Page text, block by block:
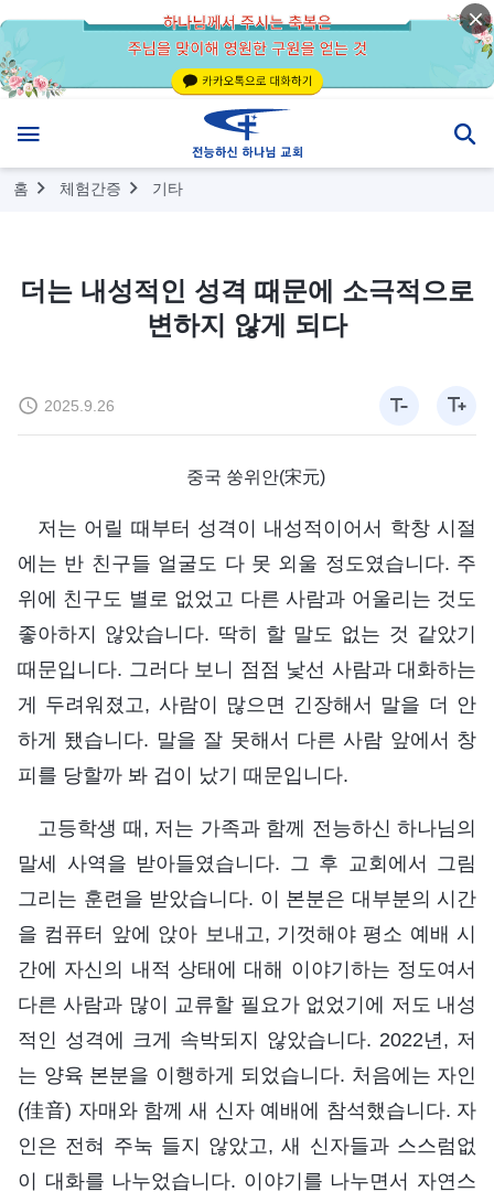
홈 체험간증 기타
더는 내성적인 성격 때문에 소극적으로
변하지 않게 되다
2025.9.26
중국 쑹위안(宋元)
저는 어릴 때부터 성격이 내성적이어서 학창 시절
에는 반 친구들 얼굴도 다 못 외울 정도였습니다. 주
위에 친구도 별로 없었고 다른 사람과 어울리는 것도
좋아하지 않았습니다. 딱히 할 말도 없는 것 같았기
때문입니다. 그러다 보니 점점 낯선 사람과 대화하는
게 두려워졌고, 사람이 많으면 긴장해서 말을 더 안
하게 됐습니다. 말을 잘 못해서 다른 사람 앞에서 창
피를 당할까 봐 겁이 났기 때문입니다.
고등학생 때, 저는 가족과 함께 전능하신 하나님의
말세 사역을 받아들였습니다. 그 후 교회에서 그림
그리는 훈련을 받았습니다. 이 본분은 대부분의 시간
을 컴퓨터 앞에 앉아 보내고, 기껏해야 평소 예배 시
간에 자신의 내적 상태에 대해 이야기하는 정도여서
다른 사람과 많이 교류할 필요가 없었기에 저도 내성
적인 성격에 크게 속박되지 않았습니다. 2022년, 저
는 양육 본분을 이행하게 되었습니다. 처음에는 자인
(佳音) 자매와 함께 새 신자 예배에 참석했습니다. 자
인은 전혀 주눅 들지 않았고, 새 신자들과 스스럼없
이 대화를 나누었습니다. 이야기를 나누면서 자연스